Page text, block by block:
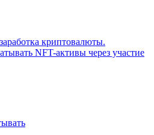
криптовалюты.
NFT-активы через участие